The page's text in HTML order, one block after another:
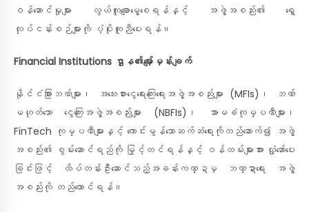
ဝန်ဆောင်မှုများ လွယ်ကူချောမွေ့စေရန်နှင့် အဖွဲ့အစည်း၏ ရှေ့
လုပ်ငန်းစဉ်များကို ပံ့ပိုးကူညီပေးရန်။
Financial Institutions ဌာန၏မျှော်မှန်းချက်
နိုင်ငံခြားဘဏ်များ၊ အသေးစားငွေရေးကြေးရေးအဖွဲ့အစည်းများ (MFIs)၊ ဘဏ်
မဟုတ်သော ငွေကြေးအဖွဲ့အစည်းများ (NBFIs)၊ အာမခံကုမ္ပဏီများ၊
FinTech ကုမ္ပဏီများနှင့် ကောင်းမွန်သောဆက်ဆံရေးကိုတည်ဆောက်၍ အဖွဲ့
အစည်း၏ စွမ်းဆောင်ရည်ကို မြှင့်တင်ရန်နှင့် ဝန်ထမ်းများအား လှုံ့ဆော်ပေး
ခြင်းဖြင့် ထိပ်တန်းဦးဆောင်သည့်အခန်းကဏ္ဍမှ ဘဏ္ဍာရေး အဖွဲ့
အစည်းကို တည်ထောင်ရန်။